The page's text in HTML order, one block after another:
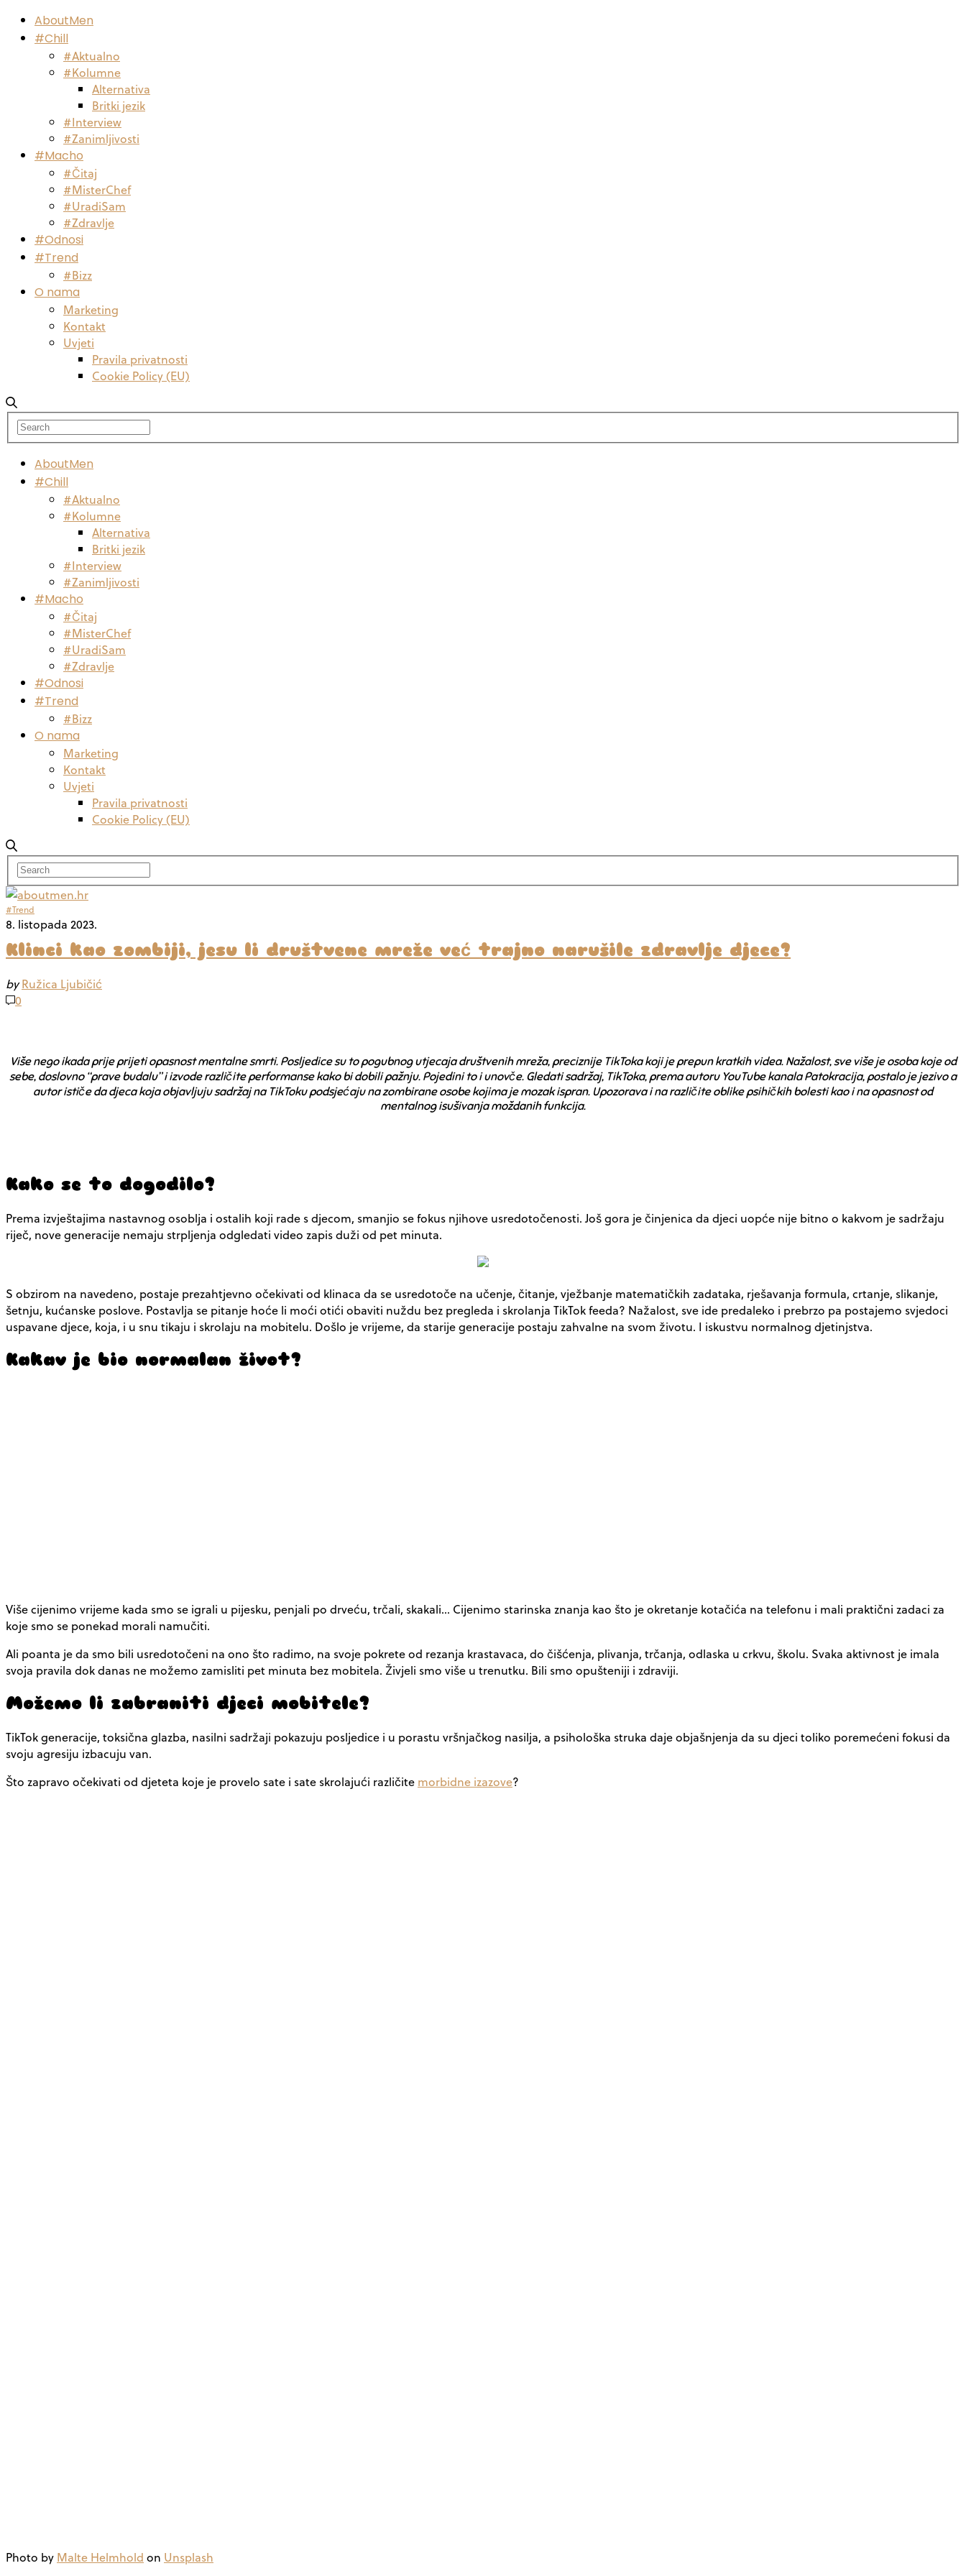
AboutMen
#Chill
#Aktualno
#Kolumne
Alternativa
Britki jezik
#Interview
#Zanimljivosti
#Macho
#Čitaj
#MisterChef
#UradiSam
#Zdravlje
#Odnosi
#Trend
#Bizz
O nama
Marketing
Kontakt
Uvjeti
Pravila privatnosti
Cookie Policy (EU)
AboutMen
#Chill
#Aktualno
#Kolumne
Alternativa
Britki jezik
#Interview
#Zanimljivosti
#Macho
#Čitaj
#MisterChef
#UradiSam
#Zdravlje
#Odnosi
#Trend
#Bizz
O nama
Marketing
Kontakt
Uvjeti
Pravila privatnosti
Cookie Policy (EU)
#Trend
8. listopada 2023.
Klinci kao zombiji, jesu li društvene mreže već trajno narušile zdravlje djece?
by Ružica Ljubičić
0
Više nego ikada prije prijeti opasnost mentalne smrti. Posljedice su to pogubnog utjecaja društvenih mreža, preciznije TikToka koji je prepun kratkih videa. Nažalost, sve više je osoba koje od
sebe, doslovno “prave budalu” i izvode različite performanse kako bi dobili pažnju. Pojedini to i unovče. Gledati sadržaj, TikToka, prema autoru YouTube kanala Patokracija, postalo je jezivo a
autor ističe da djeca koja objavljuju sadržaj na TikToku podsjećaju na zombirane osobe kojima je mozak ispran. Upozorava i na različite oblike psihičkih bolesti kao i na opasnost od
mentalnog isušivanja moždanih funkcija.
Kako se to dogodilo?
Prema izvještajima nastavnog osoblja i ostalih koji rade s djecom, smanjio se fokus njihove usredotočenosti. Još gora je činjenica da djeci uopće nije bitno o kakvom je sadržaju
riječ, nove generacije nemaju strpljenja odgledati video zapis duži od pet minuta.
S obzirom na navedeno, postaje prezahtjevno očekivati od klinaca da se usredotoče na učenje, čitanje, vježbanje matematičkih zadataka, rješavanja formula, crtanje, slikanje,
šetnju, kućanske poslove. Postavlja se pitanje hoće li moći otići obaviti nuždu bez pregleda i skrolanja TikTok feeda? Nažalost, sve ide predaleko i prebrzo pa postajemo svjedoci
uspavane djece, koja, i u snu tikaju i skrolaju na mobitelu. Došlo je vrijeme, da starije generacije postaju zahvalne na svom životu. I iskustvu normalnog djetinjstva.
Kakav je bio normalan život?
Više cijenimo vrijeme kada smo se igrali u pijesku, penjali po drveću, trčali, skakali… Cijenimo starinska znanja kao što je okretanje kotačića na telefonu i mali praktični zadaci za
koje smo se ponekad morali namučiti.
Ali poanta je da smo bili usredotočeni na ono što radimo, na svoje pokrete od rezanja krastavaca, do čišćenja, plivanja, trčanja, odlaska u crkvu, školu. Svaka aktivnost je imala
svoja pravila dok danas ne možemo zamisliti pet minuta bez mobitela. Živjeli smo više u trenutku. Bili smo opušteniji i zdraviji.
Možemo li zabraniti djeci mobitele?
TikTok generacije, toksična glazba, nasilni sadržaji pokazuju posljedice i u porastu vršnjačkog nasilja, a psihološka struka daje objašnjenja da su djeci toliko poremećeni fokusi da
svoju agresiju izbacuju van.
Što zapravo očekivati od djeteta koje je provelo sate i sate skrolajući različite morbidne izazove?
Photo by Malte Helmhold on Unsplash